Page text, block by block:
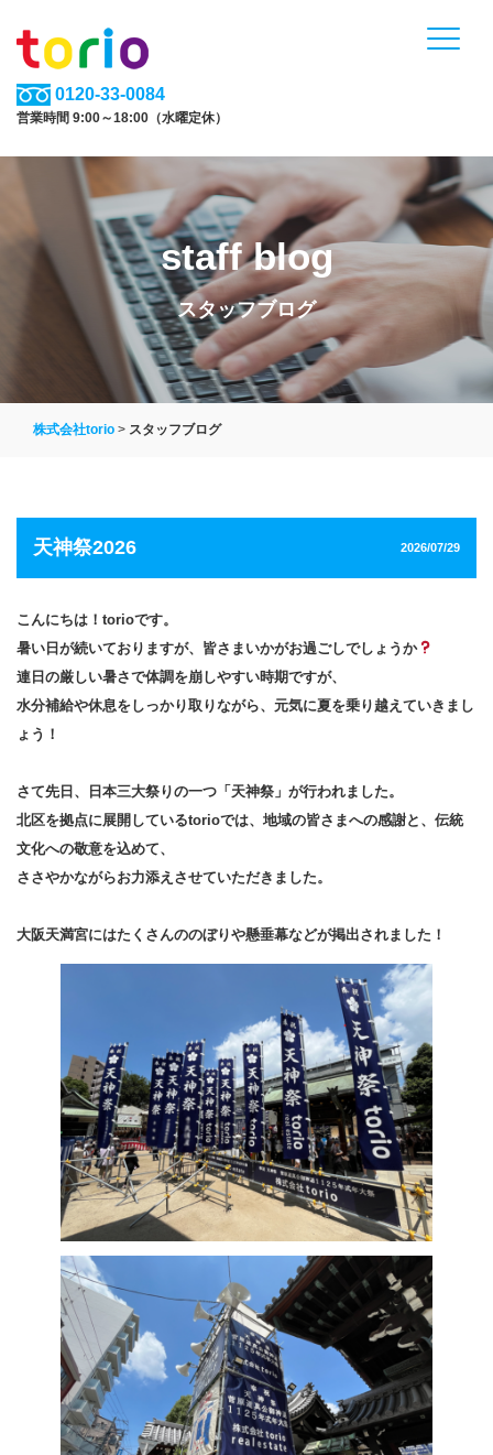
0120-33-0084
営業時間 9:00～18:00（水曜定休）
staff blog
スタッフブログ
株式会社torio > スタッフブログ
天神祭2026 2026/07/29
こんにちは！torioです。
暑い日が続いておりますが、皆さまいかがお過ごしでしょうか
連日の厳しい暑さで体調を崩しやすい時期ですが、
水分補給や休息をしっかり取りながら、元気に夏を乗り越えていきまし
ょう！
さて先日、日本三大祭りの一つ「天神祭」が行われました。
北区を拠点に展開しているtorioでは、地域の皆さまへの感謝と、伝統
文化への敬意を込めて、
ささやかながらお力添えさせていただきました。
大阪天満宮にはたくさんののぼりや懸垂幕などが掲出されました！